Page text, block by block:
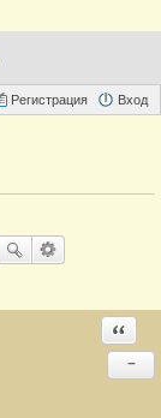
Вход
Регистрация
−